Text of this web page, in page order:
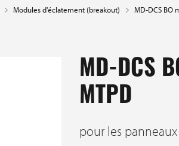
Modules d'éclatement (breakout) MD-DCS BO
MD-DCS
MTPD
pour les